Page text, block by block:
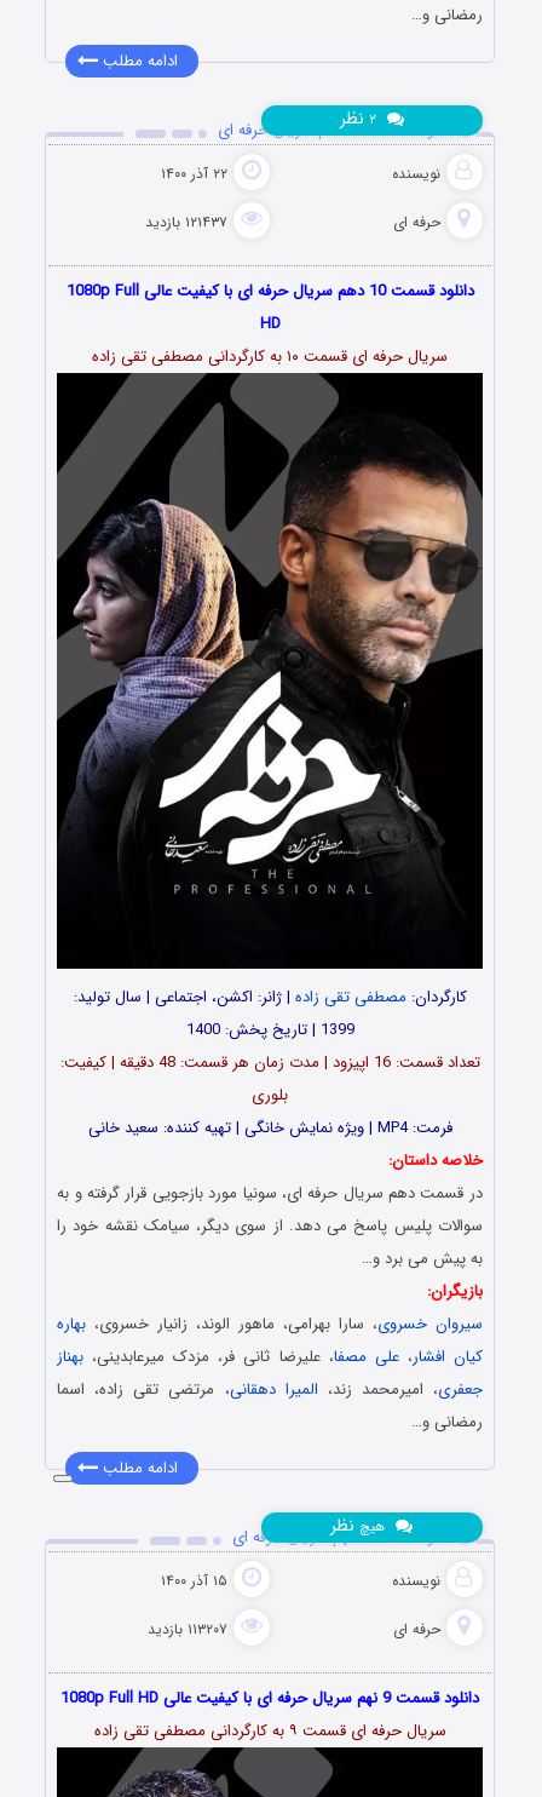
رمضانی و…
ادامه مطلب
دانلود قسمت 10 دهم سریال حرفه ای
نویسنده ۲۲ آذر ۱۴۰۰
حرفه ای ۱۲۱۴۳۷ بازدید
۲ نظر
دانلود قسمت 10 دهم سریال حرفه ای با کیفیت عالی 1080p Full
HD
سریال حرفه ای قسمت ۱۰ به کارگردانی مصطفی تقی زاده
کارگردان: مصطفی تقی زاده | ژانر: اکشن، اجتماعی | سال تولید:
1399 | تاریخ پخش: 1400
تعداد قسمت: 16 اپیزود | مدت زمان هر قسمت: 48 دقیقه | کیفیت:
بلوری
فرمت: MP4 | ویژه نمایش خانگی | تهیه کننده: سعید خانی
خلاصه داستان:
در قسمت دهم سریال حرفه ای، سونیا مورد بازجویی قرار گرفته و به
سوالات پلیس پاسخ می دهد. از سوی دیگر، سیامک نقشه خود را
به پیش می برد و…
بازیگران:
سیروان خسروی، سارا بهرامی، ماهور الوند، زانیار خسروی، بهاره
کیان افشار،علی مصفا، علیرضا ثانی فر، مزدک میرعابدینی، بهناز
جعفری، امیرمحمد زند، المیرا دهقانی، مرتضی تقی زاده، اسما
رمضانی و…
ادامه مطلب
دانلود قسمت 9 نهم سریال حرفه ای
نویسنده ۱۵ آذر ۱۴۰۰
حرفه ای ۱۱۳۲۰۷ بازدید
هیچ نظر
دانلود قسمت 9 نهم سریال حرفه ای با کیفیت عالی 1080p Full HD
سریال حرفه ای قسمت ۹ به کارگردانی مصطفی تقی زاده